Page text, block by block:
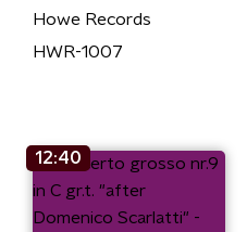
Howe Records
HWR-1007
12:40